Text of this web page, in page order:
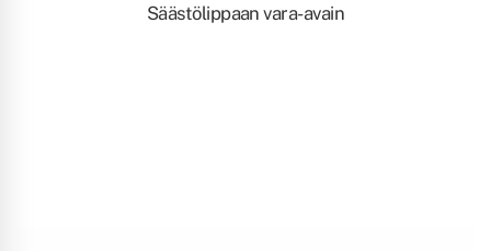
Säästölippaan vara-avain